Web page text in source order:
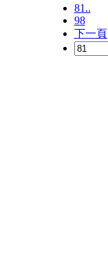
81..
98
下一頁